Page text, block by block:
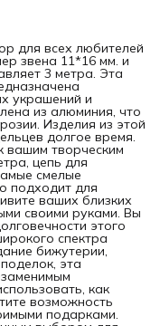
для всех любителей
звена 11*16 мм. и
3 метра. Эта
украшений и
из алюминия, что
Изделия из этой
долгое время.
вашим творческим
цепь для
смелые
подходит для
ваших близких
своими руками. Вы
этого
спектра
бижутерии,
эта
как
возможность
подарками.